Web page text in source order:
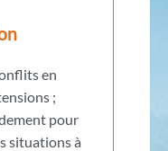
en
;
pour
situations à